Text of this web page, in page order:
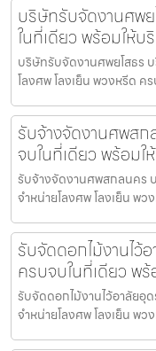
บริษัทรับจัดงานศพ
ในที่เดียว พร้อมให้บ
บริษัทรับจัดงานศพยโสธร
โลงศพ โลงเย็น พวงหรีด ค
รับจ้างจัดงานศพส
จบในที่เดียว พร้อมใ
รับจ้างจัดงานศพสกลนคร
จำหน่ายโลงศพ โลงเย็น พ
รับจัดดอกไม้งานไว้
ครบจบในที่เดียว พ
รับจัดดอกไม้งานไว้อาลัย
จำหน่ายโลงศพ โลงเย็น พ